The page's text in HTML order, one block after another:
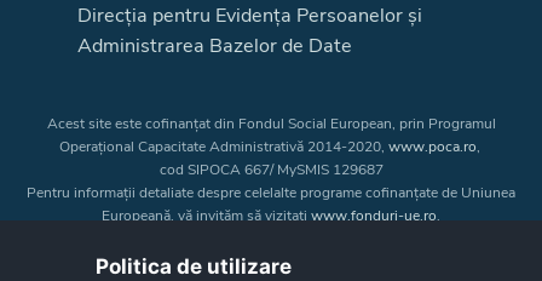
Direcția pentru Evidența Persoanelor și
Administrarea Bazelor de Date
Acest site este cofinanțat din Fondul Social European, prin Programul
Operațional Capacitate Administrativă 2014-2020, www.poca.ro,
cod SIPOCA 667/ MySMIS 129687
Pentru informații detaliate despre celelalte programe cofinanțate de Uniunea
Europeană, vă invităm să vizitați www.fonduri-ue.ro.
a Uniunii Europene. Întreaga responsabilitate asupra
Politica de utilizare